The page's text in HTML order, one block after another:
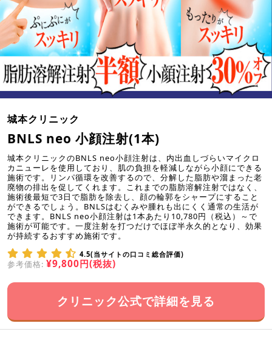
城本クリニック
BNLS neo 小顔注射(1本)
城本クリニックのBNLS neo小顔注射は、内出血しづらいマイクロ
カニューレを使用しており、肌の負担を軽減しながら小顔にできる
施術です。リンパ循環を改善するので、分解した脂肪や溜まった老
廃物の排出を促してくれます。これまでの脂肪溶解注射ではなく、
施術後最短で3日で脂肪を除去し、顔の輪郭をシャープにすること
ができるでしょう。BNLSはむくみや腫れも出にくく通常の生活が
できます。BNLS neo小顔注射は1本あたり10,780円（税込）～で
施術が可能です。一度注射を打つだけでほぼ半永久的となり、効果
が持続するおすすめ施術です。
4.5(当サイトの口コミ総合評価)
参考価格: ¥9,800円(税抜)
クリニック公式で詳細を見る